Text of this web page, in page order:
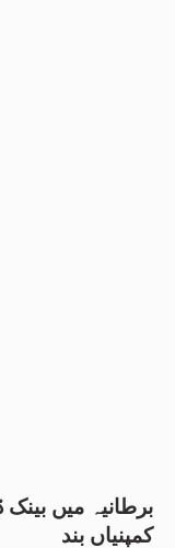
برطانیہ میں بینک
کمپنیاں بند